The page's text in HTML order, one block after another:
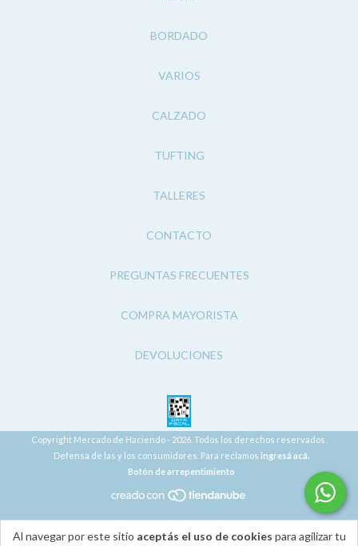
Al navegar por este sitio aceptás el uso de cookies para agilizar tu
BORDADO
VARIOS
CALZADO
TUFTING
TALLERES
CONTACTO
PREGUNTAS FRECUENTES
COMPRA MAYORISTA
DEVOLUCIONES
Copyright Mercado de Haciendo - 2026. Todos los derechos reservados.
Defensa de las y los consumidores. Para reclamos ingresá acá.
Botón de arrepentimiento